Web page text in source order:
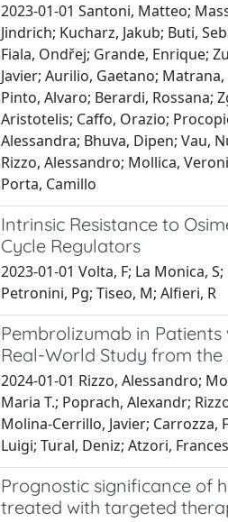
2023-01-01 Santoni, Matteo;
Jindrich; Kucharz, Jakub; Buti,
Fiala, Ondřej; Grande, Enrique;
Javier; Aurilio, Gaetano;
Pinto, Alvaro; Berardi, Rossana;
Aristotelis; Caffo, Orazio;
Alessandra; Bhuva, Dipen; Vau,
Rizzo, Alessandro; Mollica,
Porta, Camillo
Intrinsic Resistance to
Cycle Regulators
2023-01-01 Volta, F; La Monica,
Petronini, Pg; Tiseo, M; Alfieri, R
Pembrolizumab in
Real-World Study from the
2024-01-01 Rizzo, Alessandro;
Maria T.; Poprach, Alexandr;
Molina-Cerrillo, Javier; Carrozza,
Luigi; Tural, Deniz; Atzori,
Prognostic significance of
treated with targeted